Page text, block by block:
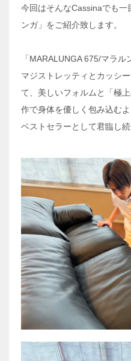
今回はそんなCassinaでも
ンガ」をご紹介致します。
「MARALUNGA 675/マラ
マジストレッティとカッシ
て、美しいフォルムと「極
作で身体を優しく包み込む
ベストセラーとして君臨し続